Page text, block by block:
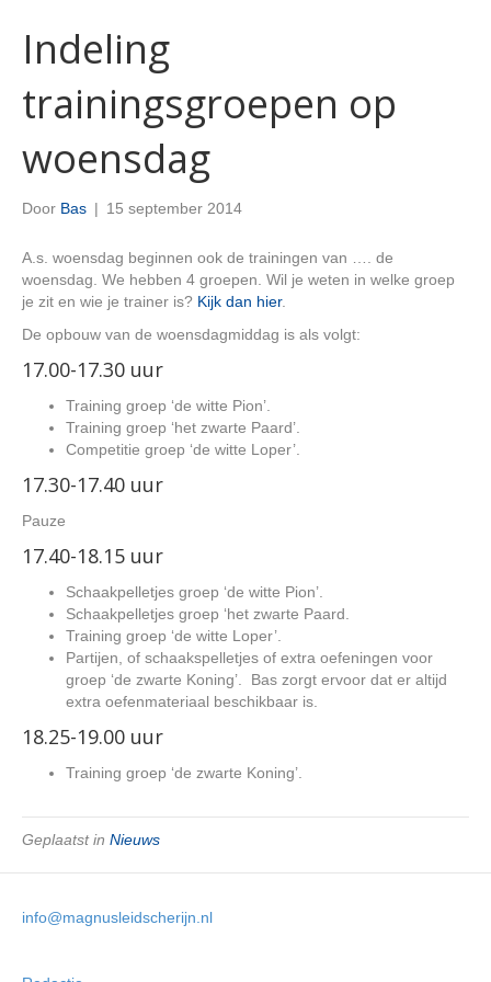
Indeling
trainingsgroepen op
woensdag
Door Bas | 15 september 2014
A.s. woensdag beginnen ook de trainingen van …. de
woensdag. We hebben 4 groepen. Wil je weten in welke groep
je zit en wie je trainer is? Kijk dan hier.
De opbouw van de woensdagmiddag is als volgt:
17.00-17.30 uur
Training groep ‘de witte Pion’.
Training groep ‘het zwarte Paard’.
Competitie groep ‘de witte Loper’.
17.30-17.40 uur
Pauze
17.40-18.15 uur
Schaakpelletjes groep ‘de witte Pion’.
Schaakpelletjes groep ‘het zwarte Paard.
Training groep ‘de witte Loper’.
Partijen, of schaakspelletjes of extra oefeningen voor
groep ‘de zwarte Koning’. Bas zorgt ervoor dat er altijd
extra oefenmateriaal beschikbaar is.
18.25-19.00 uur
Training groep ‘de zwarte Koning’.
Geplaatst in Nieuws
info@magnusleidscherijn.nl